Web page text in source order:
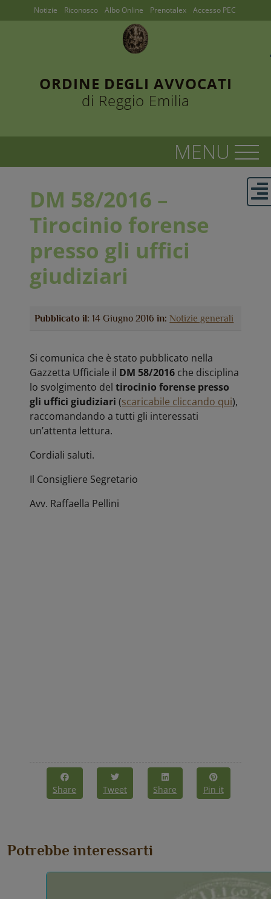
ORDINE DEGLI AVVOCATI
di Reggio Emilia
Notizie Riconosco Albo Online Prenotalex Accesso PEC
DM 58/2016 –
Tirocinio forense
presso gli uffici
giudiziari
Pubblicato il: 14 Giugno 2016in: Notizie generali
Si comunica che è stato pubblicato nella
Gazzetta Ufficiale il DM 58/2016 che disciplina
lo svolgimento deltirocinio forense presso
gli uffici giudiziari(scaricabile cliccando qui),
raccomandando a tutti gli interessati
un’attenta lettura.
Cordiali saluti.
Il Consigliere Segretario
Avv. Raffaella Pellini
Share Tweet Share Pin it
Potrebbe interessarti